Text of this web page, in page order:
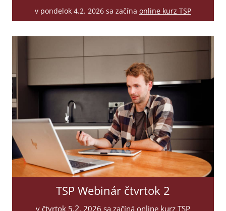
v pondelok 4.2. 2026 sa začína online kurz TSP
TSP Webinár čtvrtok 2
v čtvrtok 5.2. 2026 sa začíná online kurz TSP